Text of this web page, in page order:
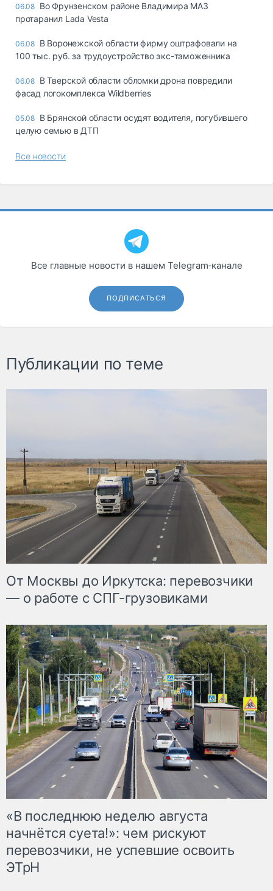
06.08 Во Фрунзенском районе Владимира МАЗ
протаранил Lada Vesta
06.08 В Воронежской области фирму оштрафовали на
100 тыс. руб. за трудоустройство экс-таможенника
06.08 В Тверской области обломки дрона повредили
фасад логокомплекса Wildberries
05.08 В Брянской области осудят водителя, погубившего
целую семью в ДТП
Все новости
Все главные новости в нашем Telegram‑канале
ПОДПИСАТЬСЯ
Публикации по теме
От Москвы до Иркутска: перевозчики
— о работе с СПГ-грузовиками
«В последнюю неделю августа
начнётся суета!»: чем рискуют
перевозчики, не успевшие освоить
ЭТрН